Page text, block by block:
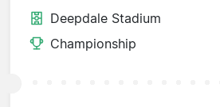
Deepdale Stadium
Championship